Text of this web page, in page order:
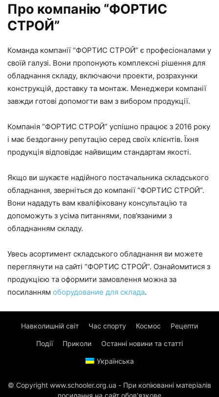
Про компанію “ФОРТИС
СТРОЙ”
Команда компанії “ФОРТИС СТРОЙ” є професіоналами у
своїй галузі. Вони пропонують комплексні рішення для
обладнання складу, включаючи проекти, розрахунки
конструкцій, доставку та монтаж. Менеджери компанії
завжди готові допомогти вам з вибором продукції.
Компанія “ФОРТИС СТРОЙ” успішно працює з 2016 року
і має бездоганну репутацію серед своїх клієнтів. Їхня
продукція відповідає найвищим стандартам якості.
Якщо ви шукаєте надійного постачальника складського
обладнання, зверніться до компанії “ФОРТИС СТРОЙ”.
Вони нададуть вам кваліфіковану консультацію та
допоможуть з усіма питаннями, пов’язаними з
обладнанням складу.
Увесь асортимент складського обладнання ви можете
переглянути на сайті “ФОРТИС СТРОЙ”. Ознайомитися з
продукцією та оформити замовлення можна за
посиланням оборудование для склада.
Навколишній світ Час спорту Космос Рецепти
Події Приколи Останні новини та статті
Українська
© Copyright www.schooler.org.ua - При копіюванні матеріалів
посилання на сайт обов'язкове